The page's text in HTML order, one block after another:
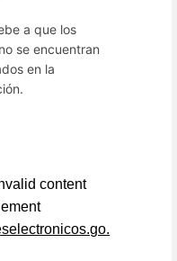
a que los
se encuentran
en la
content